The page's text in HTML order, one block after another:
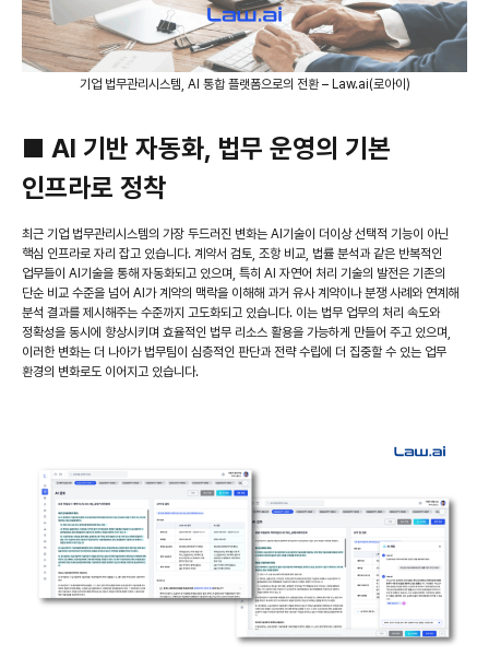
기업 법무관리시스템, AI 통합 플랫폼으로의 전환 – Law.ai(로아이)
■ AI 기반 자동화, 법무 운영의 기본
인프라로 정착
최근 기업 법무관리시스템의 가장 두드러진 변화는 AI기술이 더이상 선택적 기능이 아닌
핵심 인프라로 자리 잡고 있습니다. 계약서 검토, 조항 비교, 법률 분석과 같은 반복적인
업무들이 AI기술을 통해 자동화되고 있으며, 특히 AI 자연어 처리 기술의 발전은 기존의
단순 비교 수준을 넘어 AI가 계약의 맥락을 이해해 과거 유사 계약이나 분쟁 사례와 연계해
분석 결과를 제시해주는 수준까지 고도화되고 있습니다. 이는 법무 업무의 처리 속도와
정확성을 동시에 향상시키며 효율적인 법무 리소스 활용을 가능하게 만들어 주고 있으며,
이러한 변화는 더 나아가 법무팀이 심층적인 판단과 전략 수립에 더 집중할 수 있는 업무
환경의 변화로도 이어지고 있습니다.